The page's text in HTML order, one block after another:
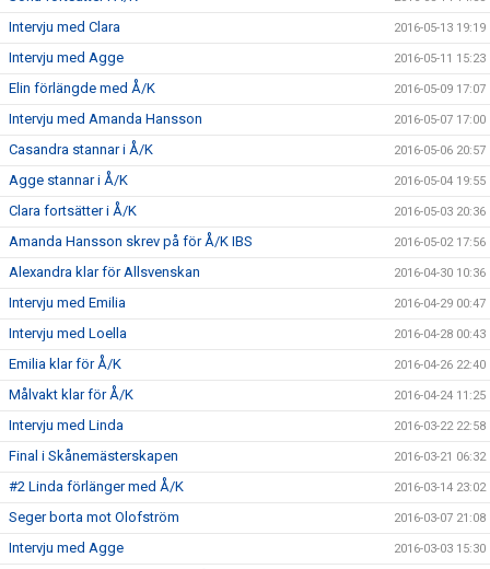
Intervju med Clara 2016-05-13 19:19
Intervju med Agge 2016-05-11 15:23
Elin förlängde med Å/K 2016-05-09 17:07
Intervju med Amanda Hansson 2016-05-07 17:00
Casandra stannar i Å/K 2016-05-06 20:57
Agge stannar i Å/K 2016-05-04 19:55
Clara fortsätter i Å/K 2016-05-03 20:36
Amanda Hansson skrev på för Å/K IBS 2016-05-02 17:56
Alexandra klar för Allsvenskan 2016-04-30 10:36
Intervju med Emilia 2016-04-29 00:47
Intervju med Loella 2016-04-28 00:43
Emilia klar för Å/K 2016-04-26 22:40
Målvakt klar för Å/K 2016-04-24 11:25
Intervju med Linda 2016-03-22 22:58
Final i Skånemästerskapen 2016-03-21 06:32
#2 Linda förlänger med Å/K 2016-03-14 23:02
Seger borta mot Olofström 2016-03-07 21:08
Intervju med Agge 2016-03-03 15:30